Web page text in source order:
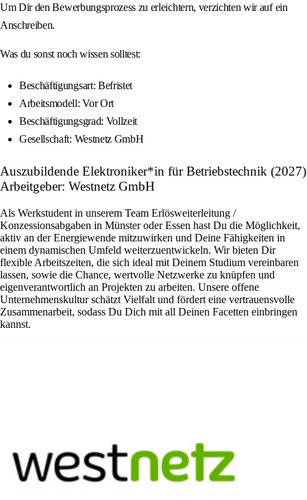
Um Dir den Bewerbungsprozess zu erleichtern, verzichten wir auf ein
Anschreiben.
Was du sonst noch wissen solltest:
Beschäftigungsart: Befristet
Arbeitsmodell: Vor Ort
Beschäftigungsgrad: Vollzeit
Gesellschaft: Westnetz GmbH
Auszubildende Elektroniker*in für Betriebstechnik (2027)
Arbeitgeber: Westnetz GmbH
Als Werkstudent in unserem Team Erlösweiterleitung /
Konzessionsabgaben in Münster oder Essen hast Du die Möglichkeit,
aktiv an der Energiewende mitzuwirken und Deine Fähigkeiten in
einem dynamischen Umfeld weiterzuentwickeln. Wir bieten Dir
flexible Arbeitszeiten, die sich ideal mit Deinem Studium vereinbaren
lassen, sowie die Chance, wertvolle Netzwerke zu knüpfen und
eigenverantwortlich an Projekten zu arbeiten. Unsere offene
Unternehmenskultur schätzt Vielfalt und fördert eine vertrauensvolle
Zusammenarbeit, sodass Du Dich mit all Deinen Facetten einbringen
kannst.